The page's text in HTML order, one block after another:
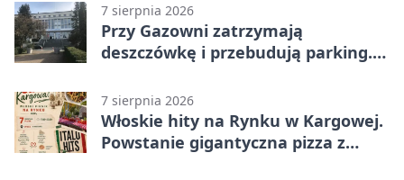
7 sierpnia 2026
Przy Gazowni zatrzymają
deszczówkę i przebudują parking.
7 sierpnia 2026
Włoskie hity na Rynku w Kargowej.
Powstanie gigantyczna pizza z